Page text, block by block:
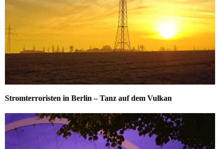
Stromterroristen in Berlin – Tanz auf dem Vulkan